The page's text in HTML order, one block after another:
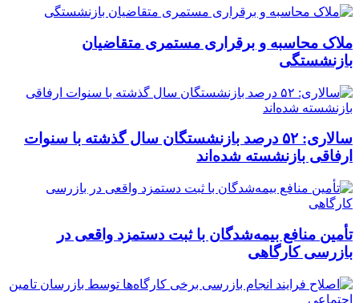
ملاک محاسبه و برقراری مستمری متقاضیان
بازنشستگی
سالاری: ۵۲ درصد بازنشستگان سال گذشته با سنوات
ارفاقی بازنشسته شده‌اند
تأمین منافع بیمه‌شدگان با ثبت دستمزد واقعی در
بازرسی کارگاهی